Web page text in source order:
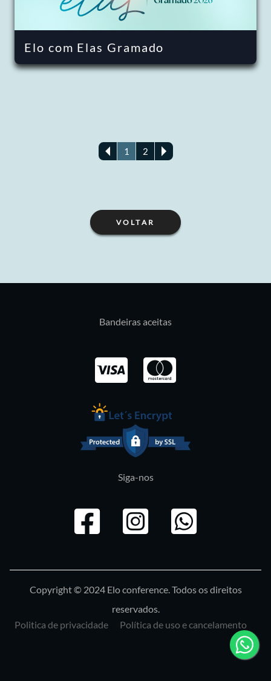
Elo com Elas Gramado
1 2
VOLTAR
Bandeiras aceitas
Siga-nos
Copyright ©2024 Elo conference. Todos os direitos
reservados.
Politica de privacidade
Política de uso e cancelamento